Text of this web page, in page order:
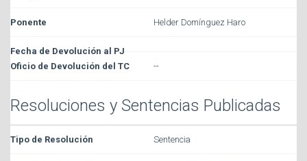
Helder Domínguez Haro
--
Resoluciones y Sentencias Publicadas
Sentencia